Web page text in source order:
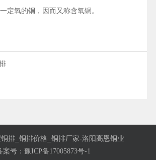
定氧的铜，因而又称含氧铜。
排_铜排价格_铜排厂家-洛阳高恩铜业
案号： 豫ICP备17005873号-1